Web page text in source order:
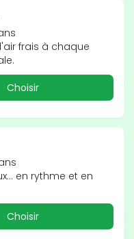
frais à chaque
Choisir
en rythme et en
Choisir